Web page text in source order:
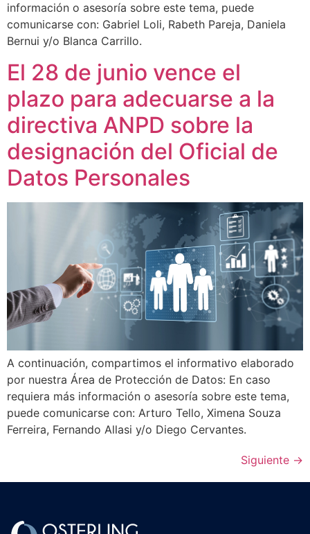
información o asesoría sobre este tema, puede
comunicarse con: Gabriel Loli, Rabeth Pareja, Daniela
Bernui y/o Blanca Carrillo.
El 28 de junio vence el
plazo para adecuarse a la
directiva ANPD sobre la
designación del Oficial de
Datos Personales
A continuación, compartimos el informativo elaborado
por nuestra Área de Protección de Datos: En caso
requiera más información o asesoría sobre este tema,
puede comunicarse con: Arturo Tello, Ximena Souza
Ferreira, Fernando Allasi y/o Diego Cervantes.
Siguiente →